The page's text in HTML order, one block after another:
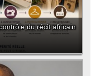
du récit africain